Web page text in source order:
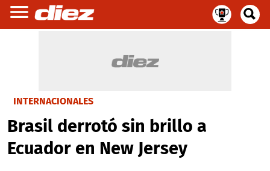
INTERNACIONALES
Brasil derrotó sin brillo a
Ecuador en New Jersey